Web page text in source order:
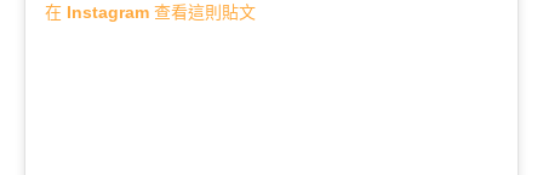
在 Instagram 查看這則貼文